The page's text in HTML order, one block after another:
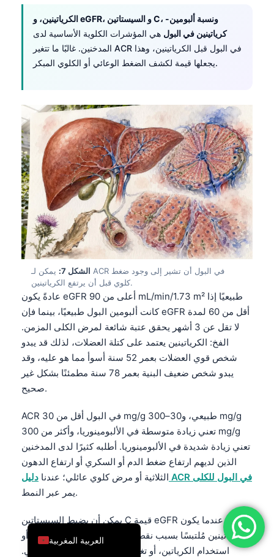
الكرياتينين، و eGFR، و السيستاتين C، ونسبة ألبومين-
كرياتينين في البول هي المؤشرات الكلوية الأساسية لدى
المدخنين. غالبًا ما تتغير ACR في البول قبل الكرياتينين، وهذا
يجعلها قيمة لكشف الضغط الوعائي أو الكلوي المبكر.
الشكل 7:
يمكن لـ ACR في البول أن تشير إلى وجود ضغط
كلوي قبل أن يرتفع الكرياتينين.
عادةً يكون eGFR أعلى من 90 mL/min/1.73 m² طبيعيًا إذا
كانت ألبومين البول طبيعيًا، بينما فإن eGFR أقل من 60 لمدة
لا تقل عن 3 أشهر يحقق عتبة شائعة لمرض الكلى المزمن.
الفخ: الكرياتينين يعتمد على كتلة العضلات، لذلك قد يبدو
شخص قوي العضلات بعمر 52 سنة أسوأ مما هو عليه، وقد
يبدو شخص ضعيف البنية بعمر 78 سنة مطمئنًا بشكل غير
صحيح.
ACR في البول أقل من 30 mg/g طبيعي، و30–300 mg/g
تعني زيادة متوسطة في الألبومينوريا، وأكثر من 300 mg/g
تعني زيادة شديدة في الألبومينوريا. أطلبه كثيرًا لدى المدخنين
الذين لديهم ارتفاع ضغط الدم أو السكري أو ارتفاع الدهون
الثلاثية أو مرض كلوي عائلي؛ عندنا
دليل ACR في البول للكلى
يمر عبر النمط.
يمكن أن يضبط السيستاتين C قيمة eGFR عندما يكون
الكرياتينين مُلتبسًا بسبب نقص العضلات، أو كمال الأجسام، أو
استخدام الكرياتين، أو تغييرات كبيرة في النظام الغذائي.
العربية المغربية
English
Deutsch
العربية
Français
עִבְרִית
Italiano
Português
Ελληνικά
Türkçe
Română
简体中文
فارسی
Български
Dansk
Nederlands
हिन्दी
Bahasa Indonesia
Հայերեն
Íslenska
Српски језик
Azərbaycan dili
Eesti
日本語